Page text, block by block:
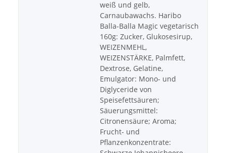
weiß und gelb,
Carnaubawachs. Haribo
Balla-Balla Magic vegetarisch
160g: Zucker, Glukosesirup,
WEIZENMEHL,
WEIZENSTÄRKE, Palmfett,
Dextrose, Gelatine,
Emulgator: Mono- und
Diglyceride von
Speisefettsäuren;
Säuerungsmittel:
Citronensäure; Aroma;
Frucht- und
Pflanzenkonzentrate: